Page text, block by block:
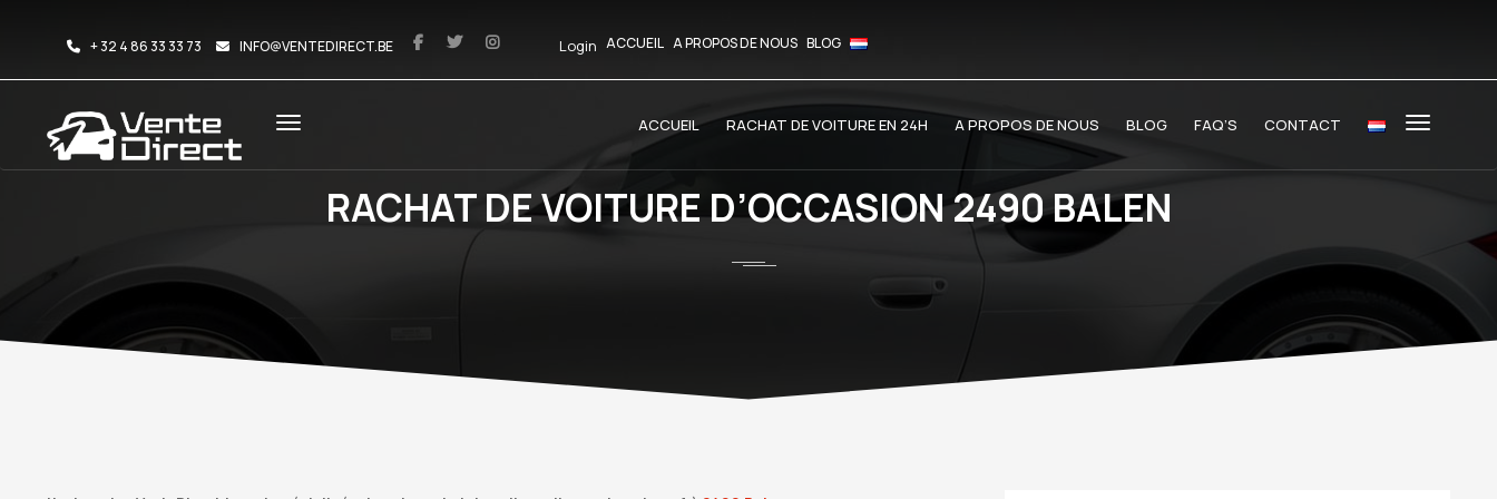
+ 32 4 86 33 33 73 INFO@VENTEDIRECT.BE Login ACCUEIL A PROPOS DE NOUS BLOG
ACCUEIL RACHAT DE VOITURE EN 24H A PROPOS DE NOUS BLOG FAQ’S CONTACT
RACHAT DE VOITURE D’OCCASION 2490 BALEN